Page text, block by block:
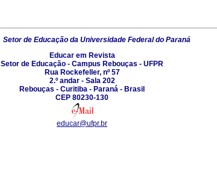
Setor de Educação da Universidade Federal do Paraná
Educar em Revista
Setor de Educação - Campus Rebouças - UFPR
Rua Rockefeller, nº 57
2.º andar - Sala 202
Rebouças - Curitiba - Paraná - Brasil
CEP 80230-130
educar@ufpr.br